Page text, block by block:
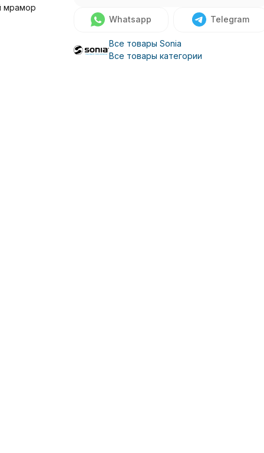
мрамор
Whatsapp Telegram
Все товары Sonia
Все товары категории